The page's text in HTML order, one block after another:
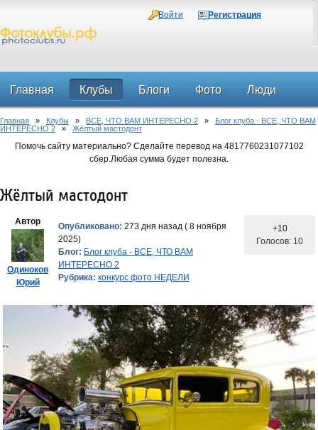
Войти Регистрация
Главная Клубы Блоги Фото Люди
Форум
Главная » Клубы » ВСЕ, ЧТО ВАМ ИНТЕРЕСНО 2 » Блог клуба - ВСЕ, ЧТО ВАМ
ИНТЕРЕСНО 2 » Жёлтый мастодонт
Помочь сайту материально? Сделайте перевод на 4817760231077102
сбер.Любая сумма будет полезна.
Жёлтый мастодонт
Автор
Одиноков
Юрий
Опубликовано: 273 дня назад ( 8 ноября
2025)
Блог: Блог клуба - ВСЕ, ЧТО ВАМ
ИНТЕРЕСНО 2
Рубрика: конкурс фото НЕДЕЛИ
+10
Голосов: 10